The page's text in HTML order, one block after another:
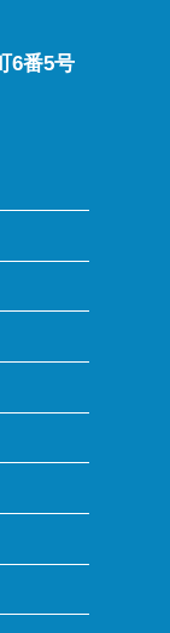
6番5号